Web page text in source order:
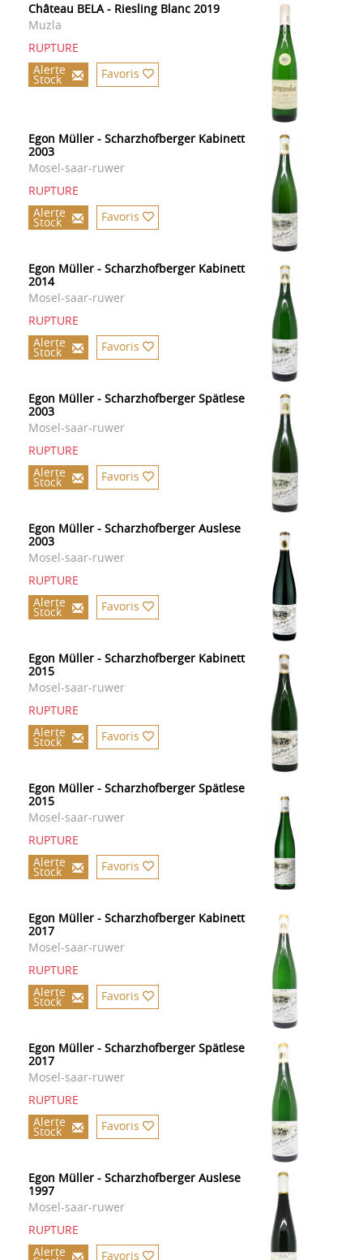
Château BELA - Riesling Blanc 2019
Muzla
RUPTURE
Alerte
Stock Favoris
Egon Müller - Scharzhofberger Kabinett
2003
Mosel-saar-ruwer
RUPTURE
Alerte
Stock Favoris
Egon Müller - Scharzhofberger Kabinett
2014
Mosel-saar-ruwer
RUPTURE
Alerte
Stock Favoris
Egon Müller - Scharzhofberger Spätlese
2003
Mosel-saar-ruwer
RUPTURE
Alerte
Stock Favoris
Egon Müller - Scharzhofberger Auslese
2003
Mosel-saar-ruwer
RUPTURE
Alerte
Stock Favoris
Egon Müller - Scharzhofberger Kabinett
2015
Mosel-saar-ruwer
RUPTURE
Alerte
Stock Favoris
Egon Müller - Scharzhofberger Spätlese
2015
Mosel-saar-ruwer
RUPTURE
Alerte
Stock Favoris
Egon Müller - Scharzhofberger Kabinett
2017
Mosel-saar-ruwer
RUPTURE
Alerte
Stock Favoris
Egon Müller - Scharzhofberger Spätlese
2017
Mosel-saar-ruwer
RUPTURE
Alerte
Stock Favoris
Egon Müller - Scharzhofberger Auslese
1997
Mosel-saar-ruwer
RUPTURE
Alerte
Favoris